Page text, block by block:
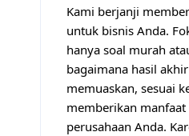
Kami berjanji
untuk bisnis Anda.
hanya soal murah
bagaimana hasil
memuaskan, sesuai
memberikan manfaat
perusahaan Anda.